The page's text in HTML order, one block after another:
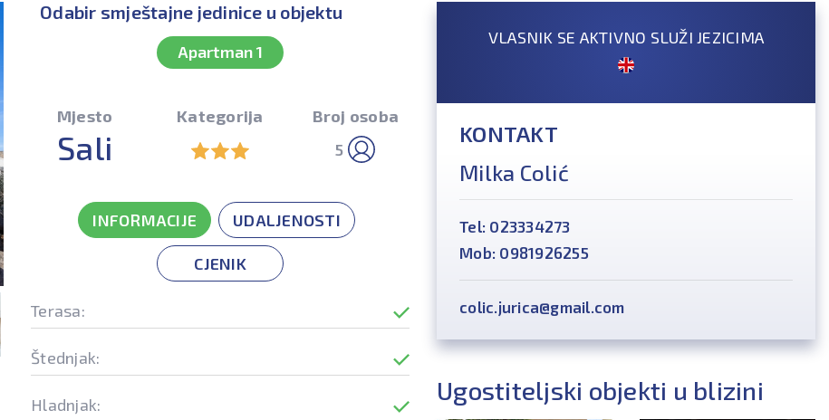
Odabir smještajne jedinice u objektu
Apartman 1
Mjesto
Sali
Kategorija
Broj osoba
5
INFORMACIJE UDALJENOSTI
CJENIK
Terasa:
Štednjak:
Hladnjak:
VLASNIK SE AKTIVNO SLUŽI JEZICIMA
KONTAKT
Milka Colić
Tel: 023334273
Mob: 0981926255
colic.jurica@gmail.com
Ugostiteljski objekti u blizini